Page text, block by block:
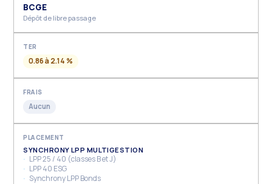
BCGE
Dépôt de libre passage
0.86 à 2.14 %
Aucun
SYNCHRONY LPP MULTIGESTION
LPP 25 / 40 (classes B et J)
LPP 40 ESG
Synchrony LPP Bonds